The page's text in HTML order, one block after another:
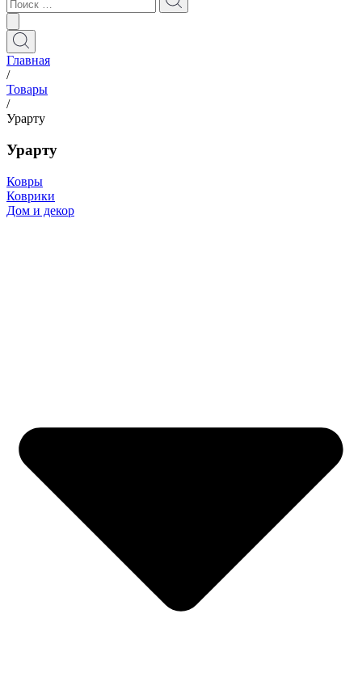
Главная
/
Товары
/
Урарту
Урарту
Ковры
Коврики
Дом и декор